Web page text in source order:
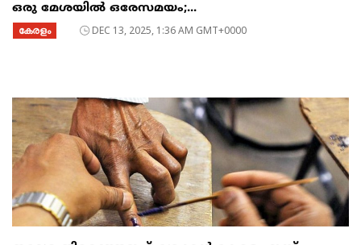
ഒരു മേശയിൽ ഒരേസമയം;...
കേരളം DEC 13, 2025, 1:36 AM GMT+0000